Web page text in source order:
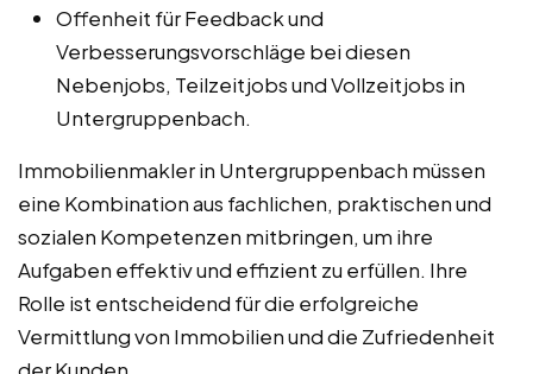
Offenheit für Feedback und
Verbesserungsvorschläge bei diesen
Nebenjobs, Teilzeitjobs und Vollzeitjobs in
Untergruppenbach.
Immobilienmakler in Untergruppenbach müssen
eine Kombination aus fachlichen, praktischen und
sozialen Kompetenzen mitbringen, um ihre
Aufgaben effektiv und effizient zu erfüllen. Ihre
Rolle ist entscheidend für die erfolgreiche
Vermittlung von Immobilien und die Zufriedenheit